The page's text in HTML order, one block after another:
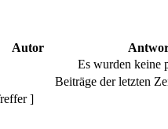
Autor
Es wurden keine
Beiträge der letzten
]